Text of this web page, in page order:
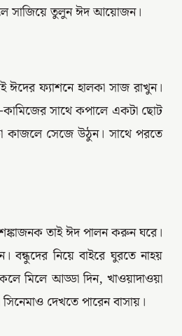
সাজিয়ে তুলুন ঈদ আয়োজন।
ঈদের ফ্যাশনে হালকা সাজ রাখুন।
সাথে কপালে একটা ছোট
কাজলে সেজে উঠুন। সাথে পরতে
তাই ঈদ পালন করুন ঘরে।
বন্ধুদের নিয়ে বাইরে ঘুরতে নাহয়
মিলে আড্ডা দিন, খাওয়াদাওয়া
দেখতে পারেন বাসায়।